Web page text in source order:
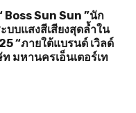
Boss Sun Sun ”นัก
บบแสงสีเสียงสุดล้ำใน
“ภายใต้แบรนด์ เวิลด์
ท มหานครเอ็นเตอร์เท